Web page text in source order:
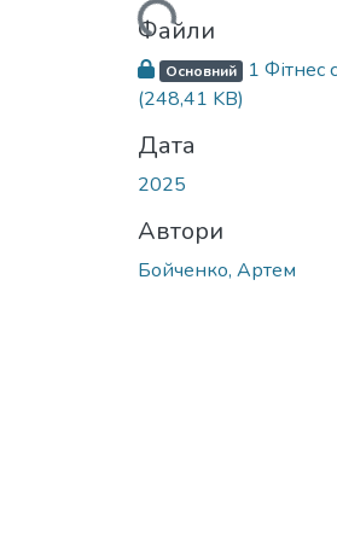
Вантажиться...Файли
Основний 1 Фітнес
(248,41 KB)
Дата
2025
Автори
Бойченко, Артем